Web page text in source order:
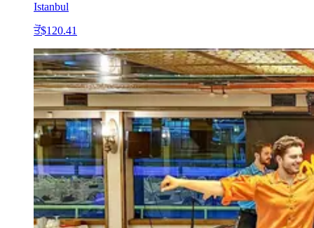
Istanbul
ਤੋਂ$120.41